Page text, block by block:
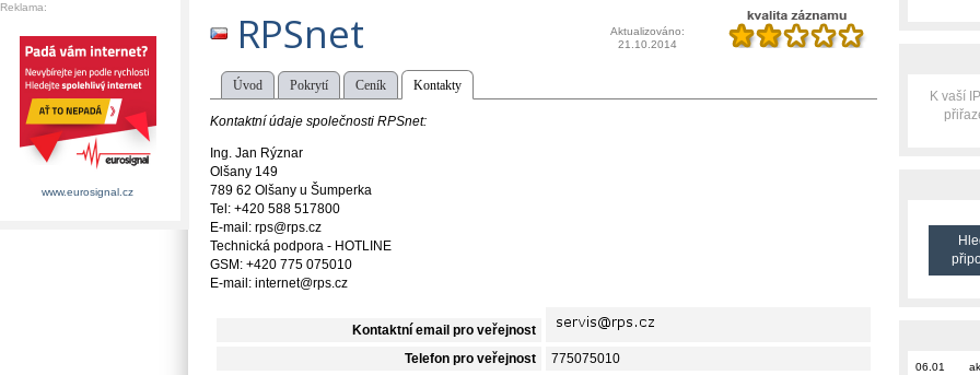
RPSnet
Aktualizováno:
21.10.2014
Úvod Pokrytí Ceník Kontakty
Kontaktní údaje společnosti RPSnet:
Ing. Jan Rýznar
Olšany 149
789 62 Olšany u Šumperka
Tel: +420 588 517800
E-mail: rps@rps.cz
Technická podpora - HOTLINE
GSM: +420 775 075010
E-mail: internet@rps.cz
Kontaktní email pro veřejnost
Telefon pro veřejnost 775075010
K vaší
06.01
Reklama:
www.eurosignal.cz